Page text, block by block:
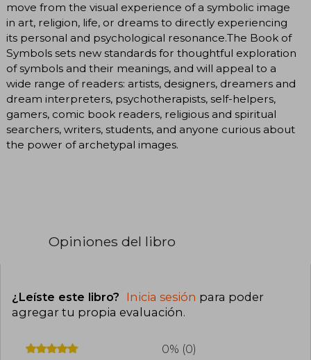
move from the visual experience of a symbolic image
in art, religion, life, or dreams to directly experiencing
its personal and psychological resonance.The Book of
Symbols sets new standards for thoughtful exploration
of symbols and their meanings, and will appeal to a
wide range of readers: artists, designers, dreamers and
dream interpreters, psychotherapists, self-helpers,
gamers, comic book readers, religious and spiritual
searchers, writers, students, and anyone curious about
the power of archetypal images.
Opiniones del libro
¿Leíste este libro? Inicia sesión para poder
agregar tu propia evaluación.
0% (0)